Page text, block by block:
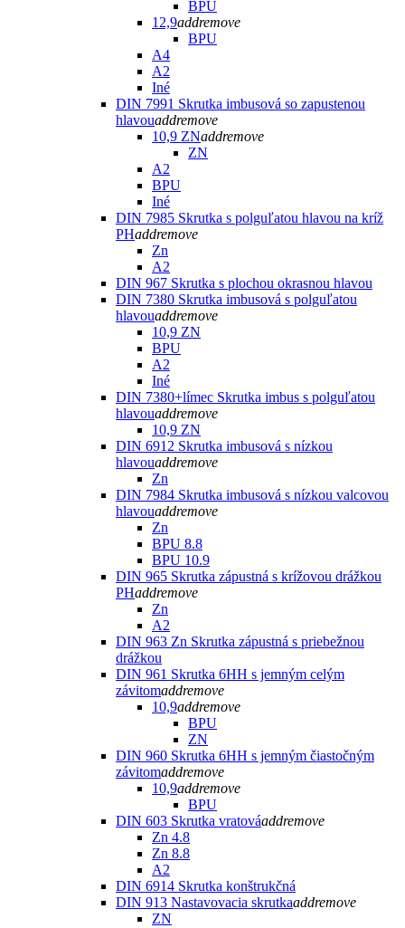
BPU
12,9addremove
BPU
A4
A2
Iné
DIN 7991 Skrutka imbusová so zapustenou
hlavouaddremove
10,9 ZNaddremove
ZN
A2
BPU
Iné
DIN 7985 Skrutka s polguľatou hlavou na kríž
PHaddremove
Zn
A2
DIN 967 Skrutka s plochou okrasnou hlavou
DIN 7380 Skrutka imbusová s polguľatou
hlavouaddremove
10,9 ZN
BPU
A2
Iné
DIN 7380+límec Skrutka imbus s polguľatou
hlavouaddremove
10,9 ZN
DIN 6912 Skrutka imbusová s nízkou
hlavouaddremove
Zn
DIN 7984 Skrutka imbusová s nízkou valcovou
hlavouaddremove
Zn
BPU 8.8
BPU 10.9
DIN 965 Skrutka zápustná s krížovou drážkou
PHaddremove
Zn
A2
DIN 963 Zn Skrutka zápustná s priebežnou
drážkou
DIN 961 Skrutka 6HH s jemným celým
závitomaddremove
10,9addremove
BPU
ZN
DIN 960 Skrutka 6HH s jemným čiastočným
závitomaddremove
10,9addremove
BPU
DIN 603 Skrutka vratováaddremove
Zn 4.8
Zn 8.8
A2
DIN 6914 Skrutka konštrukčná
DIN 913 Nastavovacia skrutkaaddremove
ZN